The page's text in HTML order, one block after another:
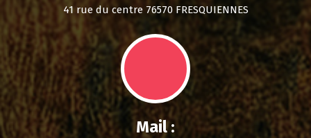
41 rue du centre 76570 FRESQUIENNES
Mail :